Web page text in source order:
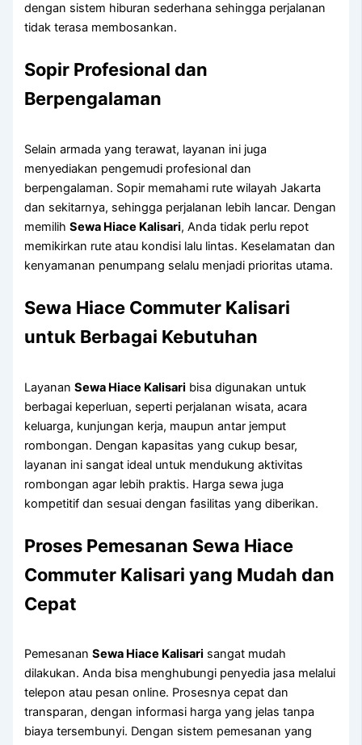
dengan sistem hiburan sederhana sehingga perjalanan
tidak terasa membosankan.
Sopir Profesional dan
Berpengalaman
Selain armada yang terawat, layanan ini juga
menyediakan pengemudi profesional dan
berpengalaman. Sopir memahami rute wilayah Jakarta
dan sekitarnya, sehingga perjalanan lebih lancar. Dengan
memilihSewa Hiace Kalisari, Anda tidak perlu repot
memikirkan rute atau kondisi lalu lintas. Keselamatan dan
kenyamanan penumpang selalu menjadi prioritas utama.
Sewa Hiace Commuter Kalisari
untuk Berbagai Kebutuhan
LayananSewa Hiace Kalisari bisa digunakan untuk
berbagai keperluan, seperti perjalanan wisata, acara
keluarga, kunjungan kerja, maupun antar jemput
rombongan. Dengan kapasitas yang cukup besar,
layanan ini sangat ideal untuk mendukung aktivitas
rombongan agar lebih praktis. Harga sewa juga
kompetitif dan sesuai dengan fasilitas yang diberikan.
Proses Pemesanan Sewa Hiace
Commuter Kalisari yang Mudah dan
Cepat
PemesananSewa Hiace Kalisari sangat mudah
dilakukan. Anda bisa menghubungi penyedia jasa melalui
telepon atau pesan online. Prosesnya cepat dan
transparan, dengan informasi harga yang jelas tanpa
biaya tersembunyi. Dengan sistem pemesanan yang